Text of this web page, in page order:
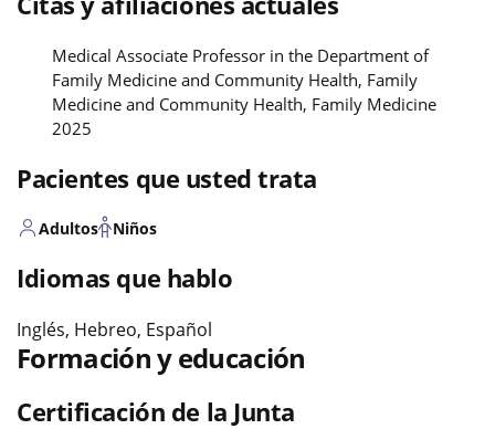
Medical Associate Professor in the Department of
Family Medicine and Community Health, Family
Medicine and Community Health, Family Medicine
2025
Pacientes que usted trata
Adultos Niños
Idiomas que hablo
Inglés, Hebreo, Español
Formación y educación
Certificación de la Junta